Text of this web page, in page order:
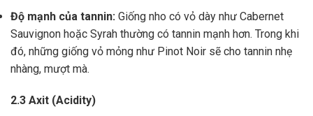
Độ mạnh của tannin: Giống nho có vỏ dày như Cabernet
Sauvignon hoặc Syrah thường có tannin mạnh hơn. Trong khi
đó, những giống vỏ mỏng như Pinot Noir sẽ cho tannin nhẹ
nhàng, mượt mà.
2.3 Axit (Acidity)